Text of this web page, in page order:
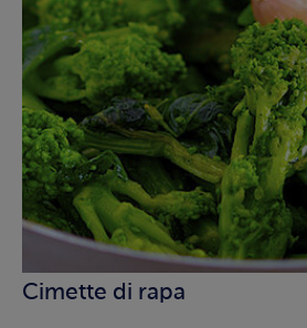
Cimette di rapa